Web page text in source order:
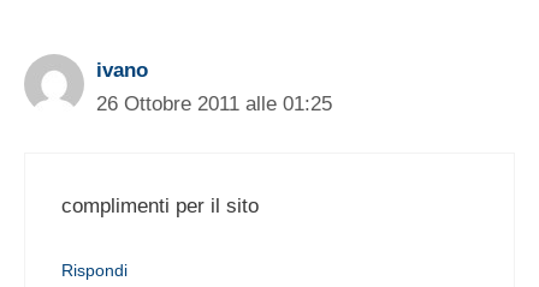
ivano
26 Ottobre 2011 alle 01:25
complimenti per il sito
Rispondi